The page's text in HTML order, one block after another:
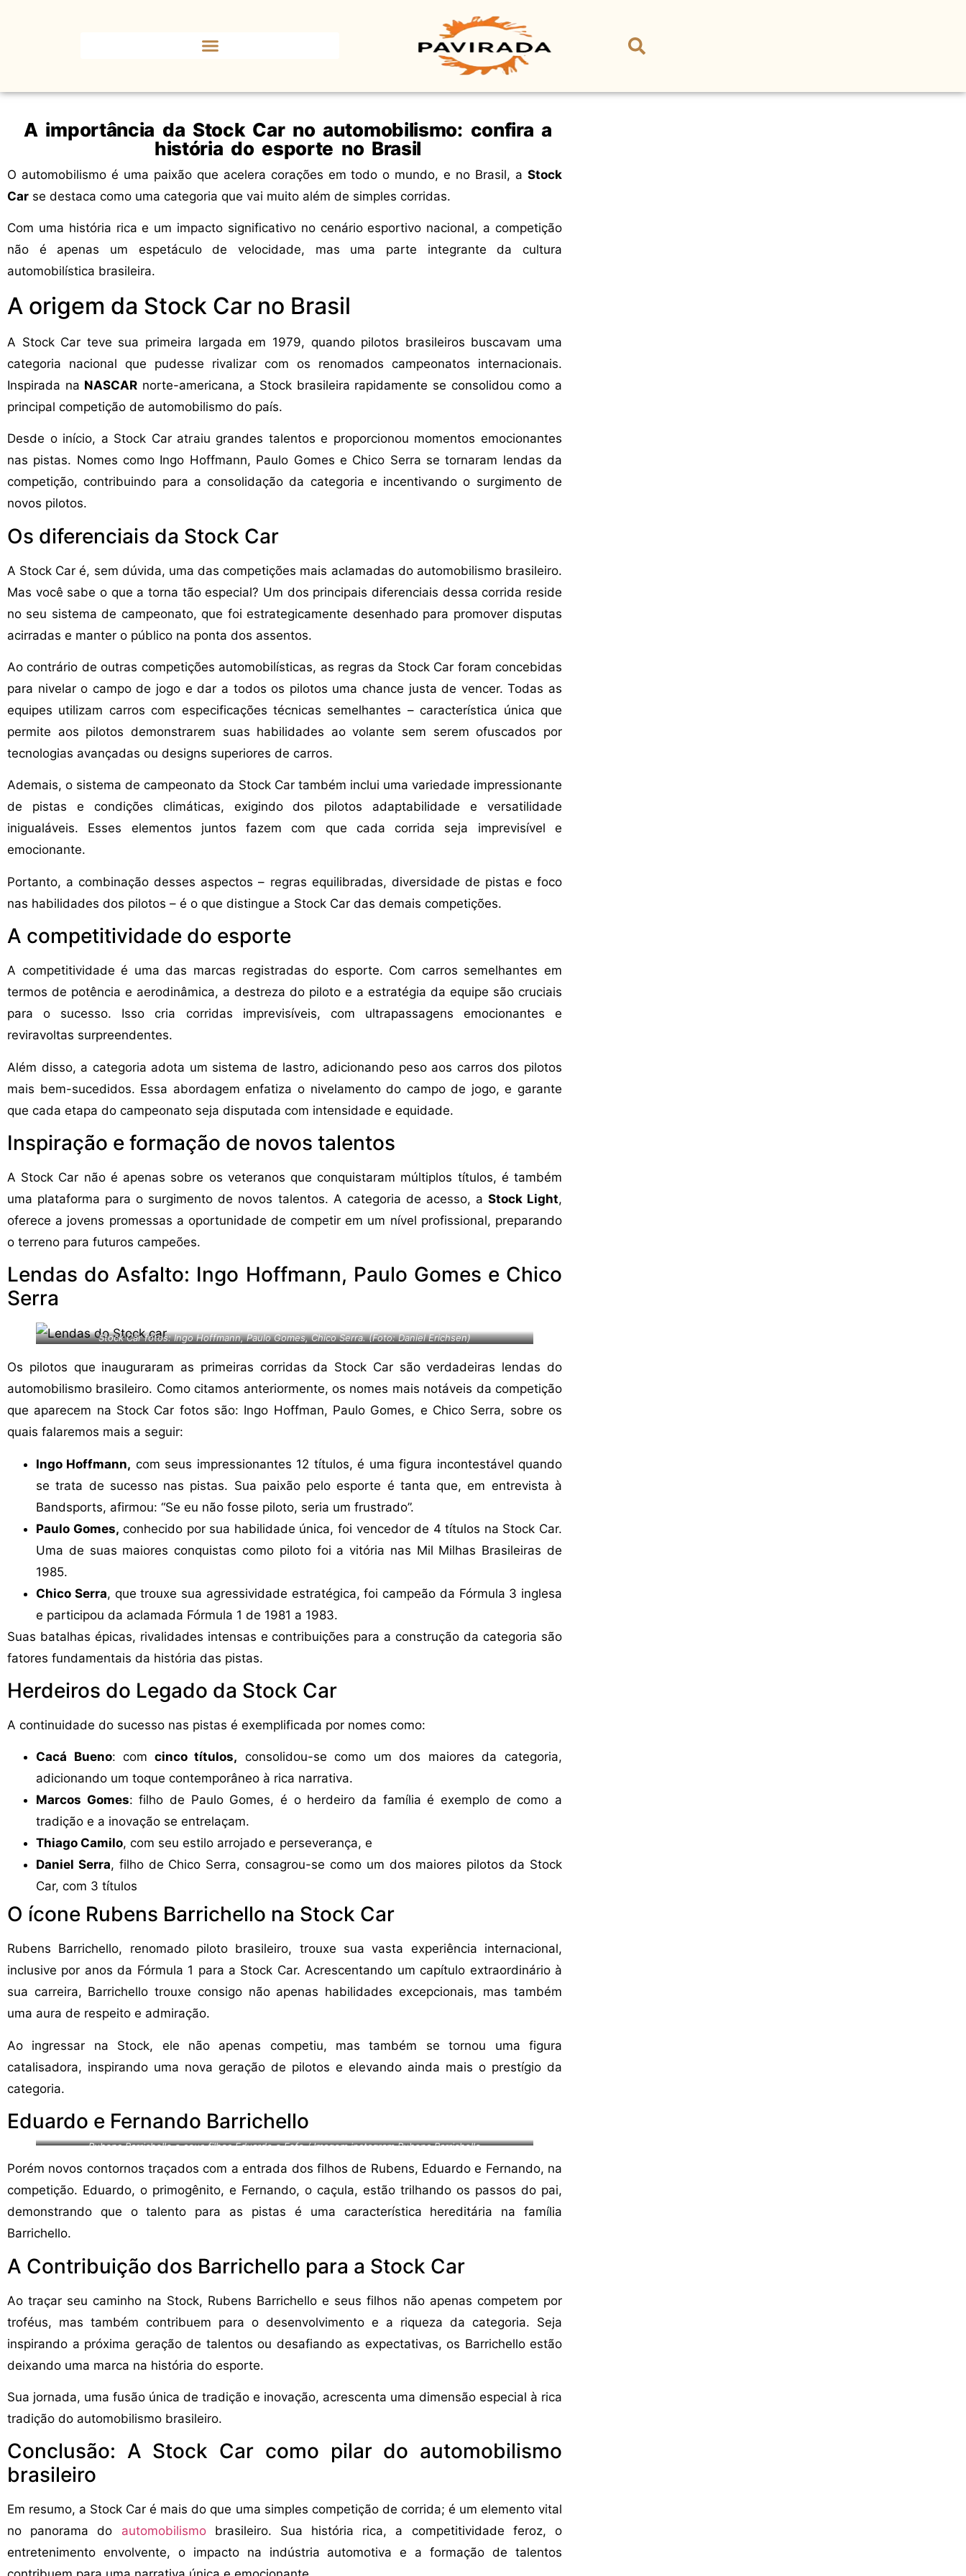
A importância da Stock Car no automobilismo: confira a
história do esporte no Brasil
O automobilismo é uma paixão que acelera corações em todo o mundo, e no Brasil, a Stock
Car se destaca como uma categoria que vai muito além de simples corridas.
Com uma história rica e um impacto significativo no cenário esportivo nacional, a competição
não é apenas um espetáculo de velocidade, mas uma parte integrante da cultura
automobilística brasileira.
A origem da Stock Car no Brasil
A Stock Car teve sua primeira largada em 1979, quando pilotos brasileiros buscavam uma
categoria nacional que pudesse rivalizar com os renomados campeonatos internacionais.
Inspirada na NASCAR norte-americana, a Stock brasileira rapidamente se consolidou como a
principal competição de automobilismo do país.
Desde o início, a Stock Car atraiu grandes talentos e proporcionou momentos emocionantes
nas pistas. Nomes como Ingo Hoffmann, Paulo Gomes e Chico Serra se tornaram lendas da
competição, contribuindo para a consolidação da categoria e incentivando o surgimento de
novos pilotos.
Os diferenciais da Stock Car
A Stock Car é, sem dúvida, uma das competições mais aclamadas do automobilismo brasileiro.
Mas você sabe o que a torna tão especial? Um dos principais diferenciais dessa corrida reside
no seu sistema de campeonato, que foi estrategicamente desenhado para promover disputas
acirradas e manter o público na ponta dos assentos.
Ao contrário de outras competições automobilísticas, as regras da Stock Car foram concebidas
para nivelar o campo de jogo e dar a todos os pilotos uma chance justa de vencer. Todas as
equipes utilizam carros com especificações técnicas semelhantes – característica única que
permite aos pilotos demonstrarem suas habilidades ao volante sem serem ofuscados por
tecnologias avançadas ou designs superiores de carros.
Ademais, o sistema de campeonato da Stock Car também inclui uma variedade impressionante
de pistas e condições climáticas, exigindo dos pilotos adaptabilidade e versatilidade
inigualáveis. Esses elementos juntos fazem com que cada corrida seja imprevisível e
emocionante.
Portanto, a combinação desses aspectos – regras equilibradas, diversidade de pistas e foco
nas habilidades dos pilotos – é o que distingue a Stock Car das demais competições.
A competitividade do esporte
A competitividade é uma das marcas registradas do esporte. Com carros semelhantes em
termos de potência e aerodinâmica, a destreza do piloto e a estratégia da equipe são cruciais
para o sucesso. Isso cria corridas imprevisíveis, com ultrapassagens emocionantes e
reviravoltas surpreendentes.
Além disso, a categoria adota um sistema de lastro, adicionando peso aos carros dos pilotos
mais bem-sucedidos. Essa abordagem enfatiza o nivelamento do campo de jogo, e garante
que cada etapa do campeonato seja disputada com intensidade e equidade.
Inspiração e formação de novos talentos
A Stock Car não é apenas sobre os veteranos que conquistaram múltiplos títulos, é também
uma plataforma para o surgimento de novos talentos. A categoria de acesso, a Stock Light,
oferece a jovens promessas a oportunidade de competir em um nível profissional, preparando
o terreno para futuros campeões.
Lendas do Asfalto: Ingo Hoffmann, Paulo Gomes e Chico
Serra
Stock Car fotos: Ingo Hoffmann, Paulo Gomes, Chico Serra. (Foto: Daniel Erichsen)
Os pilotos que inauguraram as primeiras corridas da Stock Car são verdadeiras lendas do
automobilismo brasileiro. Como citamos anteriormente, os nomes mais notáveis da competição
que aparecem na Stock Car fotos são: Ingo Hoffman, Paulo Gomes, e Chico Serra, sobre os
quais falaremos mais a seguir:
Ingo Hoffmann, com seus impressionantes 12 títulos, é uma figura incontestável quando
se trata de sucesso nas pistas. Sua paixão pelo esporte é tanta que, em entrevista à
Bandsports, afirmou: “Se eu não fosse piloto, seria um frustrado”.
Paulo Gomes, conhecido por sua habilidade única, foi vencedor de 4 títulos na Stock Car.
Uma de suas maiores conquistas como piloto foi a vitória nas Mil Milhas Brasileiras de
1985.
Chico Serra, que trouxe sua agressividade estratégica, foi campeão da Fórmula 3 inglesa
e participou da aclamada Fórmula 1 de 1981 a 1983.
Suas batalhas épicas, rivalidades intensas e contribuições para a construção da categoria são
fatores fundamentais da história das pistas.
Herdeiros do Legado da Stock Car
A continuidade do sucesso nas pistas é exemplificada por nomes como:
Cacá Bueno: com cinco títulos, consolidou-se como um dos maiores da categoria,
adicionando um toque contemporâneo à rica narrativa.
Marcos Gomes: filho de Paulo Gomes, é o herdeiro da família é exemplo de como a
tradição e a inovação se entrelaçam.
Thiago Camilo, com seu estilo arrojado e perseverança, e
Daniel Serra, filho de Chico Serra, consagrou-se como um dos maiores pilotos da Stock
Car, com 3 títulos
O ícone Rubens Barrichello na Stock Car
Rubens Barrichello, renomado piloto brasileiro, trouxe sua vasta experiência internacional,
inclusive por anos da Fórmula 1 para a Stock Car. Acrescentando um capítulo extraordinário à
sua carreira, Barrichello trouxe consigo não apenas habilidades excepcionais, mas também
uma aura de respeito e admiração.
Ao ingressar na Stock, ele não apenas competiu, mas também se tornou uma figura
catalisadora, inspirando uma nova geração de pilotos e elevando ainda mais o prestígio da
categoria.
Eduardo e Fernando Barrichello
Rubens Barrichello e seus filhos Eduardo e Fefo / Imagem instagram Rubens Barrichello
Porém novos contornos traçados com a entrada dos filhos de Rubens, Eduardo e Fernando, na
competição. Eduardo, o primogênito, e Fernando, o caçula, estão trilhando os passos do pai,
demonstrando que o talento para as pistas é uma característica hereditária na família
Barrichello.
A Contribuição dos Barrichello para a Stock Car
Ao traçar seu caminho na Stock, Rubens Barrichello e seus filhos não apenas competem por
troféus, mas também contribuem para o desenvolvimento e a riqueza da categoria. Seja
inspirando a próxima geração de talentos ou desafiando as expectativas, os Barrichello estão
deixando uma marca na história do esporte.
Sua jornada, uma fusão única de tradição e inovação, acrescenta uma dimensão especial à rica
tradição do automobilismo brasileiro.
Conclusão: A Stock Car como pilar do automobilismo
brasileiro
Em resumo, a Stock Car é mais do que uma simples competição de corrida; é um elemento vital
no panorama do automobilismobrasileiro. Sua história rica, a competitividade feroz, o
entretenimento envolvente, o impacto na indústria automotiva e a formação de talentos